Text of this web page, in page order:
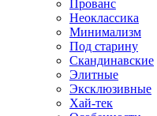
Прованс
Неоклассика
Минимализм
Под старину
Скандинавские
Элитные
Эксклюзивные
Хай-тек